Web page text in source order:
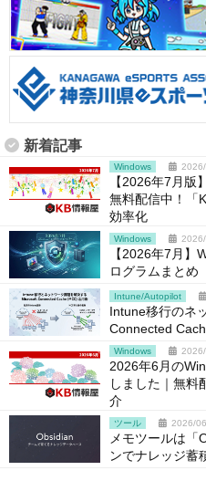
新着記事
Windows
【2026年7月版
無料配信中！「
効率化
Windows
【2026年7月】
ログラムまとめ
Intune/Autopilot
Intune移行のネ
Connected
Windows
2026年6月の
しました｜無料
介
ツール 2026/
メモツールは「
ンでナレッジ蓄